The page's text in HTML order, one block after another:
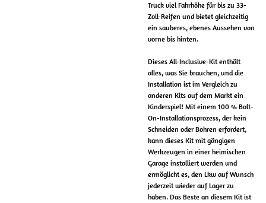
Truck viel Fahrhöhe für bis zu 33-
Zoll-Reifen und bietet gleichzeitig
ein sauberes, ebenes Aussehen von
vorne bis hinten.
Dieses All-Inclusive-Kit enthält
alles, was Sie brauchen, und die
Installation ist im Vergleich zu
anderen Kits auf dem Markt ein
Kinderspiel! Mit einem 100 % Bolt-
On-Installationsprozess, der kein
Schneiden oder Bohren erfordert,
kann dieses Kit mit gängigen
Werkzeugen in einer heimischen
Garage installiert werden und
ermöglicht es, den Lkw auf Wunsch
jederzeit wieder auf Lager zu
haben. Das Beste an diesem Kit ist